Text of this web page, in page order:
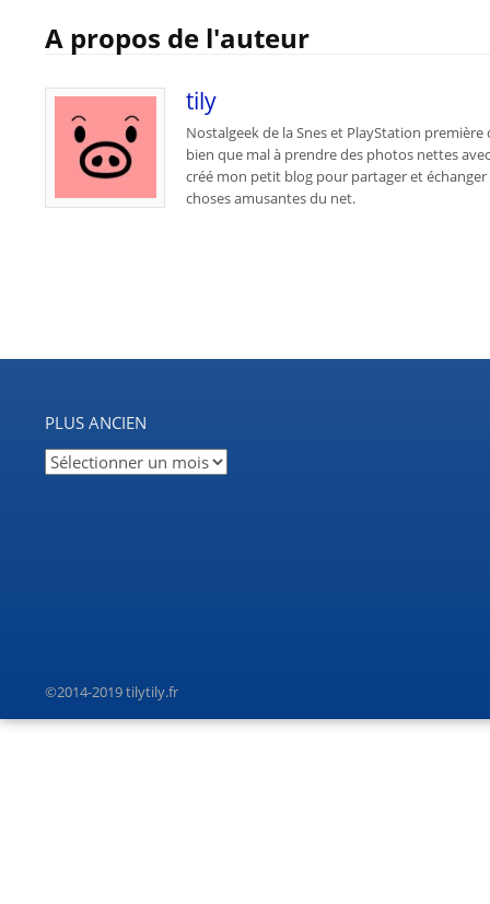
A propos de l'auteur
tily
Nostalgeek de la Snes et PlayStation
bien que mal à prendre des photos nettes
créé mon petit blog pour partager et
choses amusantes du net.
PLUS ANCIEN
Plus
ancien
©2014-2019 tilytily.fr